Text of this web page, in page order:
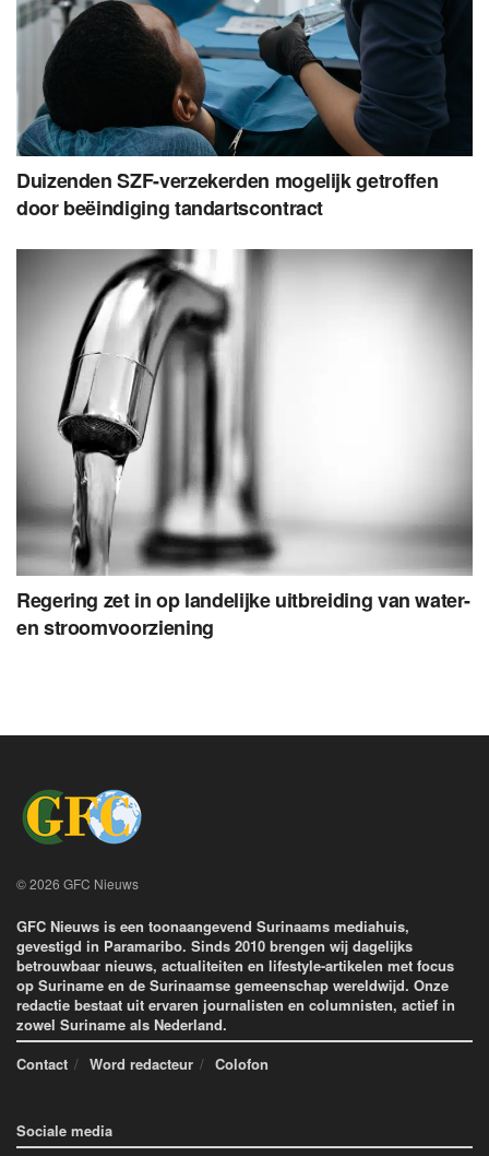
Duizenden SZF-verzekerden mogelijk getroffen
door beëindiging tandartscontract
Regering zet in op landelijke uitbreiding van water-
en stroomvoorziening
© 2026 GFC Nieuws
GFC Nieuws is een toonaangevend Surinaams mediahuis,
gevestigd in Paramaribo. Sinds 2010 brengen wij dagelijks
betrouwbaar nieuws, actualiteiten en lifestyle-artikelen met focus
op Suriname en de Surinaamse gemeenschap wereldwijd. Onze
redactie bestaat uit ervaren journalisten en columnisten, actief in
zowel Suriname als Nederland.
Contact
Word redacteur Colofon
Sociale media